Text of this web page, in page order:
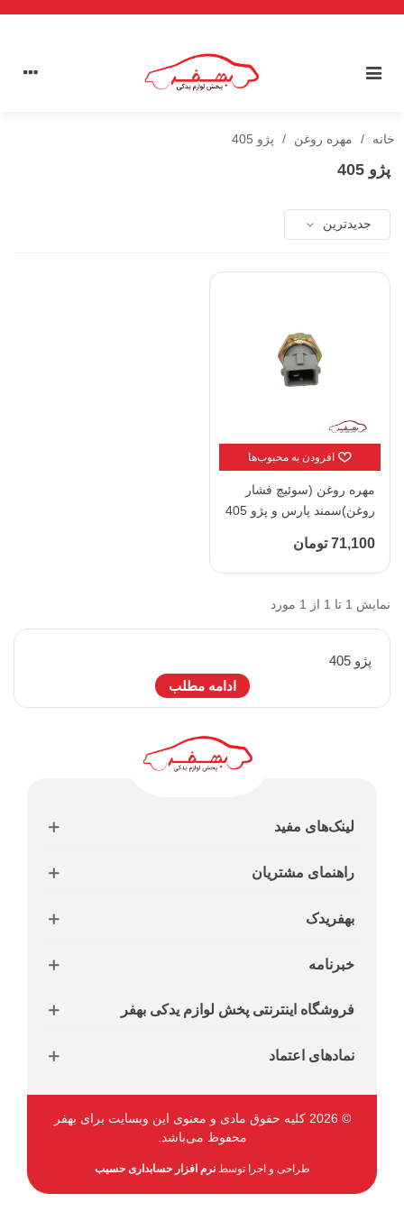
خانه / مهره روغن / پژو 405
پژو 405
جدیدترین
افزودن به محبوب‌ها
مهره روغن (سوئیچ فشار
روغن)سمند پارس و پژو 405
71,100 تومان
نمایش 1 تا 1 از 1 مورد
پژو 405
ادامه مطلب
لینک‌های مفید
راهنمای مشتریان
بهفریدک
خبرنامه
فروشگاه اینترنتی پخش لوازم یدکی بهفر
نمادهای اعتماد
طراحی و اجرا توسطنرم افزار حسابداری حسیب
© 2026 کلیه حقوق مادی و معنوی این وبسایت برای بهفر
محفوظ می‌باشد.